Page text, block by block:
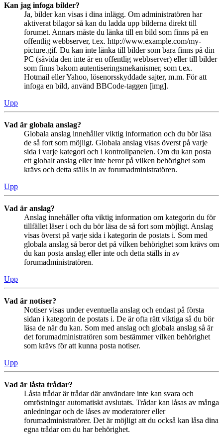
Kan jag infoga bilder?
Ja, bilder kan visas i dina inlägg. Om administratören har
aktiverat bilagor så kan du ladda upp bilderna direkt till
forumet. Annars måste du länka till en bild som finns på en
offentlig webbserver, t.ex. http://www.example.com/my-
picture.gif. Du kan inte länka till bilder som bara finns på din
PC (såvida den inte är en offentlig webbserver) eller till bilder
som finns bakom autentiseringsmekanismer, som t.ex.
Hotmail eller Yahoo, lösenorsskyddade sajter, m.m. För att
infoga en bild, använd BBCode-taggen [img].
Upp
Vad är globala anslag?
Globala anslag innehåller viktig information och du bör läsa
de så fort som möjligt. Globala anslag visas överst på varje
sida i varje kategori och i kontrollpanelen. Om du kan posta
ett globalt anslag eller inte beror på vilken behörighet som
krävs och detta ställs in av forumadministratören.
Upp
Vad är anslag?
Anslag innehåller ofta viktig information om kategorin du för
tillfället läser i och du bör läsa de så fort som möjligt. Anslag
visas överst på varje sida i kategorin de postats i. Som med
globala anslag så beror det på vilken behörighet som krävs om
du kan posta anslag eller inte och detta ställs in av
forumadministratören.
Upp
Vad är notiser?
Notiser visas under eventuella anslag och endast på första
sidan i kategorin de postats i. De är ofta rätt viktiga så du bör
läsa de när du kan. Som med anslag och globala anslag så är
det forumadministratören som bestämmer vilken behörighet
som krävs för att kunna posta notiser.
Upp
Vad är låsta trådar?
Låsta trådar är trådar där användare inte kan svara och
omröstningar automatiskt avslutats. Trådar kan låsas av många
anledningar och de låses av moderatorer eller
forumadministratörer. Det är möjligt att du också kan låsa dina
egna trådar om du har behörighet.